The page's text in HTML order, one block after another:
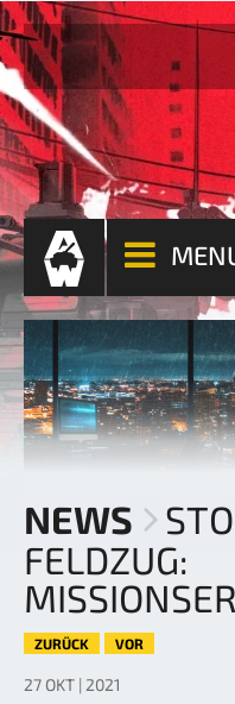
NEWS
FELDZUG:
ZURÜCK VOR
27 OKT | 2021